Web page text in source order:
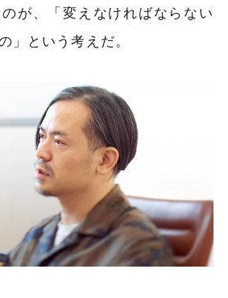
が、「変えなければならない
」という考えだ。